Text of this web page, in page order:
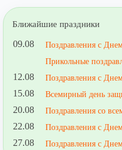
Ближайшие праздники
09.08
Поздравления с
Прикольные
12.08 Поздравления с
15.08 Всемирный день
20.08 Поздравления со
22.08 Поздравления с
27.08 Поздравления с